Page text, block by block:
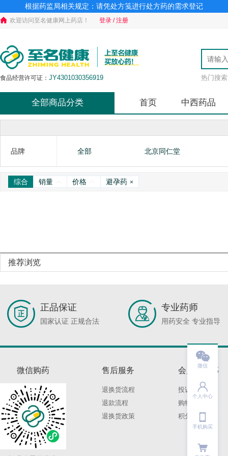
根据药监局相关规定：请凭处方笺进行处方药的需求登记
欢迎访问至名健康网上药店！ 登录 / 注册
热门搜
食品经营许可证： JY4301030356919
首页 中西药品
全部商品分类
品牌 全部 北京同仁堂
综合 销量 价格 避孕药 ×
推荐浏览
正品保证
国家认证 正规合法
专业药师
用药安全 专业指导
微信购药 售后服务
退换货流程
退款流程
退换货政策
会员俱乐部
投诉建议
购物保障
积分规则

微信

个人中心

手机购买